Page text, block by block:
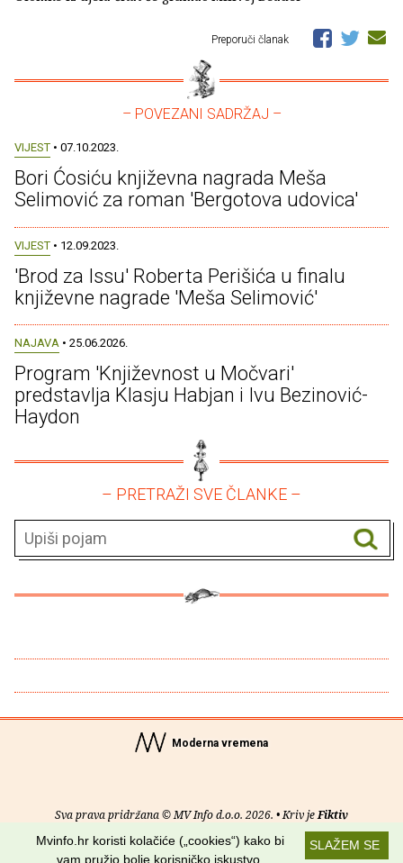
Preporuči članak
– POVEZANI SADRŽAJ –
VIJEST • 07.10.2023.
Bori Ćosiću književna nagrada Meša
Selimović za roman 'Bergotova udovica'
VIJEST • 12.09.2023.
'Brod za Issu' Roberta Perišića u finalu
književne nagrade 'Meša Selimović'
NAJAVA • 25.06.2026.
Program 'Književnost u Močvari'
predstavlja Klasju Habjan i Ivu Bezinović-
Haydon
– PRETRAŽI SVE ČLANKE –
Moderna vremena
Sva prava pridržana © MV Info d.o.o. 2026. • Kriv jeFiktiv
Uvjeti korištenja RSS kanaliSLAŽEM SE
Mvinfo.hr koristi kolačiće („cookies“) kako bi
vam pružio bolje korisničko iskustvo.